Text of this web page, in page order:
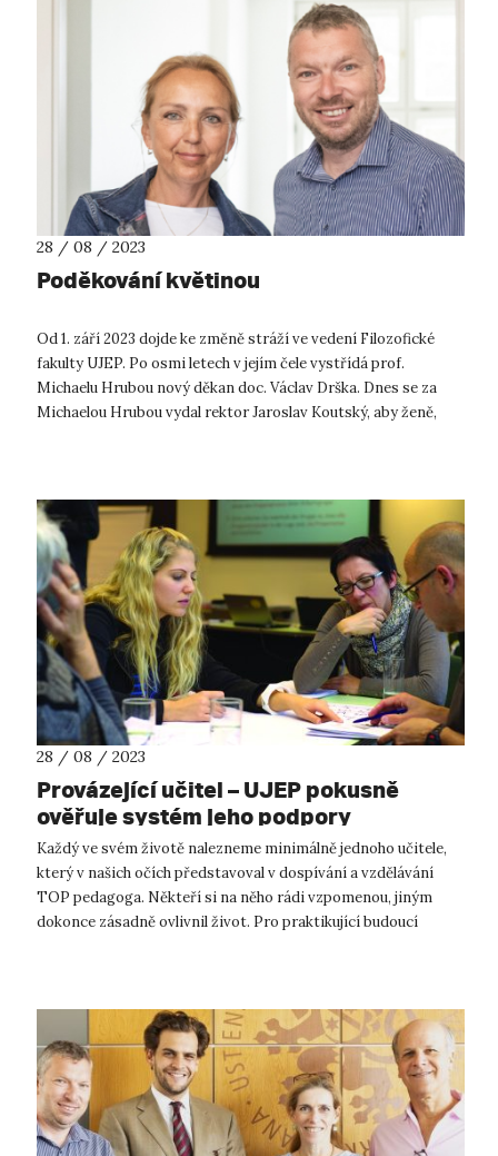
28 / 08 / 2023
Poděkování květinou
Od 1. září 2023 dojde ke změně stráží ve vedení Filozofické
fakulty UJEP. Po osmi letech v jejím čele vystřídá prof.
Michaelu Hrubou nový děkan doc. Václav Drška. Dnes se za
Michaelou Hrubou vydal rektor Jaroslav Koutský, aby ženě,
28 / 08 / 2023
Provázející učitel – UJEP pokusně
ověřuje systém jeho podpory
Každý ve svém životě nalezneme minimálně jednoho učitele,
který v našich očích představoval v dospívání a vzdělávání
TOP pedagoga. Někteří si na něho rádi vzpomenou, jiným
dokonce zásadně ovlivnil život. Pro praktikující budoucí